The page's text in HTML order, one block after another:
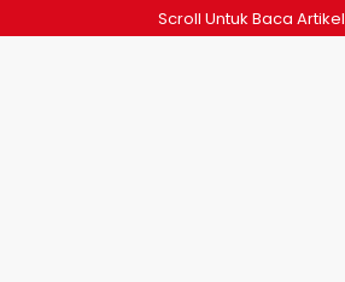
Scroll Untuk Baca Artikel